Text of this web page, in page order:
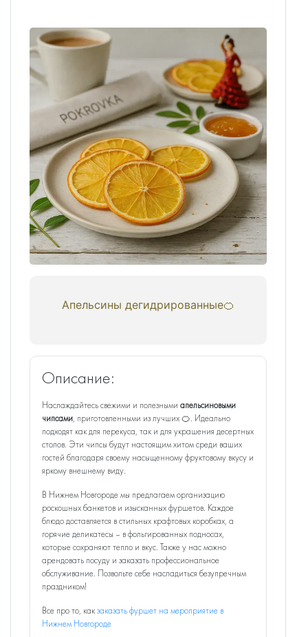
Апельсины дегидрированные🍊
Описание:
Наслаждайтесь свежими и полезнымиапельсиновыми
чипсами, приготовленными из лучших 🍊. Идеально
подходят как для перекуса, так и для украшения десертных
столов. Эти чипсы будут настоящим хитом среди ваших
гостей благодаря своему насыщенному фруктовому вкусу и
яркому внешнему виду.
В Нижнем Новгороде мы предлагаем организацию
роскошных банкетов и изысканных фуршетов. Каждое
блюдо доставляется в стильных крафтовых коробках, а
горячие деликатесы – в фольгированных подносах,
которые сохраняют тепло и вкус. Также у нас можно
арендовать посуду и заказать профессиональное
обслуживание. Позвольте себе насладиться безупречным
праздником!
Все про то, какзаказать фуршет на мероприятие в
Нижнем Новгороде